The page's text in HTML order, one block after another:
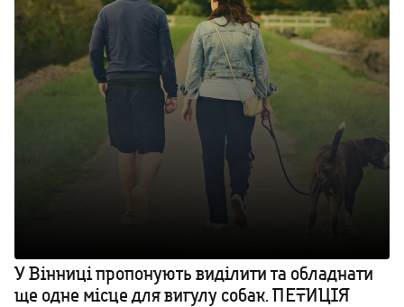
У Вінниці пропонують виділити та обладнати
ще одне місце для вигулу собак. ПЕТИЦІЯ